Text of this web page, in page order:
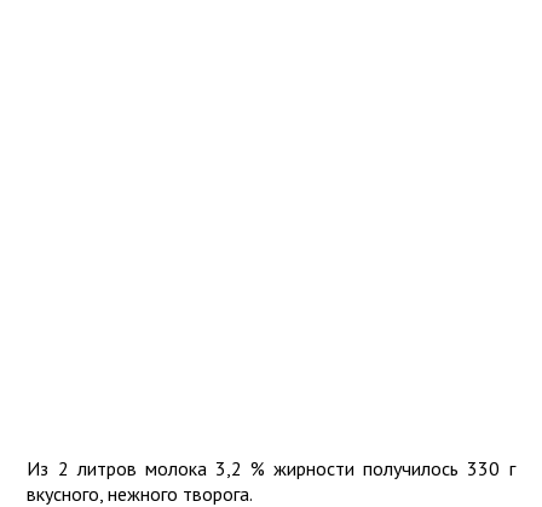
Из 2 литров молока 3,2 % жирности получилось 330 г
вкусного, нежного творога.